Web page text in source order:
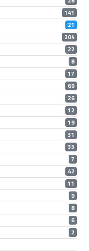
141
21
204
22
8
17
69
26
12
19
31
33
7
42
11
9
8
6
2